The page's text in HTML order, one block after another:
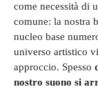
come necessità di
comune: la nostra
nucleo base
universo artistico
approccio. Spesso
nostro suono si